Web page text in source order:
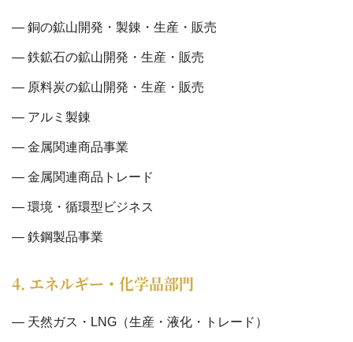
銅の鉱山開発・製錬・生産・販売
鉄鉱石の鉱山開発・生産・販売
原料炭の鉱山開発・生産・販売
アルミ製錬
金属関連商品事業
金属関連商品トレード
環境・循環型ビジネス
鉄鋼製品事業
4. エネルギー・化学品部門
天然ガス・LNG（生産・液化・トレード）